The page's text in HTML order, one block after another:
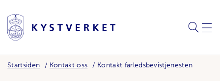
SØK
Startsiden Kontakt oss Kontakt farledsbevistjenesten